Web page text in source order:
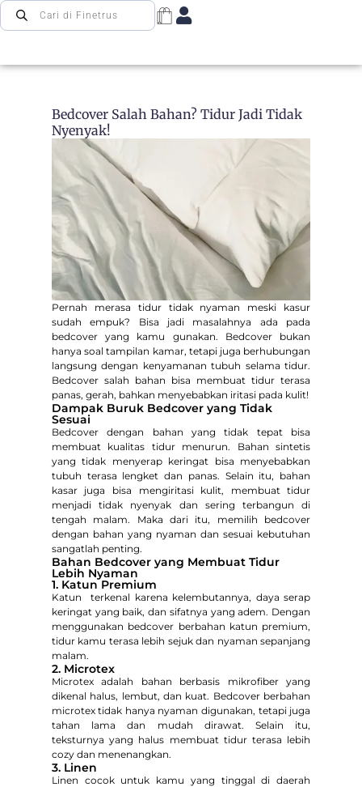
Bedcover Salah Bahan? Tidur Jadi Tidak
Nyenyak!
Pernah merasa tidur tidak nyaman meski kasur
sudah empuk? Bisa jadi masalahnya ada pada
bedcover yang kamu gunakan. Bedcover bukan
hanya soal tampilan kamar, tetapi juga berhubungan
langsung dengan kenyamanan tubuh selama tidur.
Bedcover salah bahan bisa membuat tidur terasa
panas, gerah, bahkan menyebabkan iritasi pada kulit!
Dampak Buruk Bedcover yang Tidak
Sesuai
Bedcover dengan bahan yang tidak tepat bisa
membuat kualitas tidur menurun. Bahan sintetis
yang tidak menyerap keringat bisa menyebabkan
tubuh terasa lengket dan panas. Selain itu, bahan
kasar juga bisa mengiritasi kulit, membuat tidur
menjadi tidak nyenyak dan sering terbangun di
tengah malam. Maka dari itu, memilih bedcover
dengan bahan yang nyaman dan sesuai kebutuhan
sangatlah penting.
Bahan Bedcover yang Membuat Tidur
Lebih Nyaman
1. Katun Premium
Katun terkenal karena kelembutannya, daya serap
keringat yang baik, dan sifatnya yang adem. Dengan
menggunakan bedcover berbahan katun premium,
tidur kamu terasa lebih sejuk dan nyaman sepanjang
malam.
2. Microtex
Microtex adalah bahan berbasis mikrofiber yang
dikenal halus, lembut, dan kuat. Bedcover berbahan
microtex tidak hanya nyaman digunakan, tetapi juga
tahan lama dan mudah dirawat. Selain itu,
teksturnya yang halus membuat tidur terasa lebih
cozy dan menenangkan.
3. Linen
Linen cocok untuk kamu yang tinggal di daerah